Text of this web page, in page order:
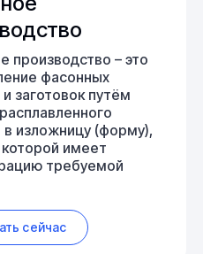
производство – это
фасонных
заготовок путём
в изложницу (форму),
имеет
требуемой
сейчас